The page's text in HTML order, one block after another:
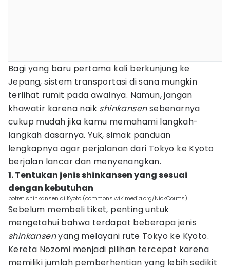
Bagi yang baru pertama kali berkunjung ke
Jepang, sistem transportasi di sana mungkin
terlihat rumit pada awalnya. Namun, jangan
khawatir karena naik shinkansensebenarnya
cukup mudah jika kamu memahami langkah-
langkah dasarnya. Yuk, simak panduan
lengkapnya agar perjalanan dari Tokyo ke Kyoto
berjalan lancar dan menyenangkan.
1. Tentukan jenis shinkansen yang sesuai
dengan kebutuhan
potret shinkansen di Kyoto (commons.wikimedia.org/NickCoutts)
Sebelum membeli tiket, penting untuk
mengetahui bahwa terdapat beberapa jenis
shinkansenyang melayani rute Tokyo ke Kyoto.
Kereta Nozomi menjadi pilihan tercepat karena
memiliki jumlah pemberhentian yang lebih sedikit